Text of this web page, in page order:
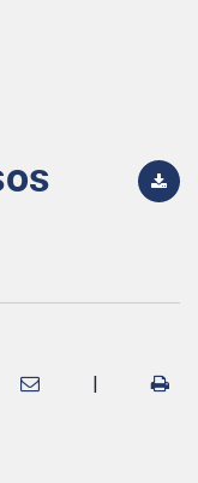
|